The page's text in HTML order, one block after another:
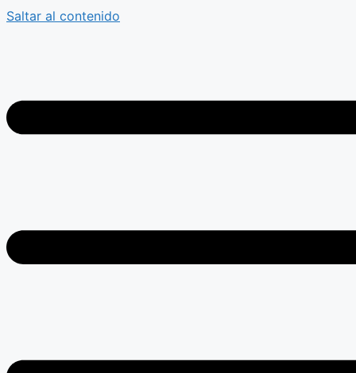
Saltar al contenido